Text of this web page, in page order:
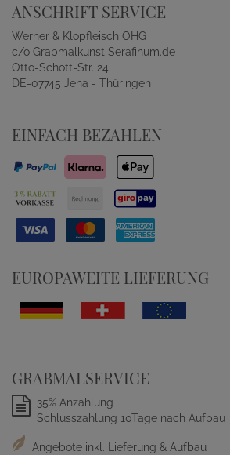
ANSCHRIFT SERVICE
Werner & Klopfleisch OHG
c/o Grabmalkunst Serafinum.de
Otto-Schott-Str. 24
DE-07745 Jena - Thüringen
EINFACH BEZAHLEN
EUROPAWEITE LIEFERUNG
GRABMALSERVICE
35% Anzahlung
Schlusszahlung 10Tage nach Aufbau
Angebote inkl. Lieferung & Aufbau